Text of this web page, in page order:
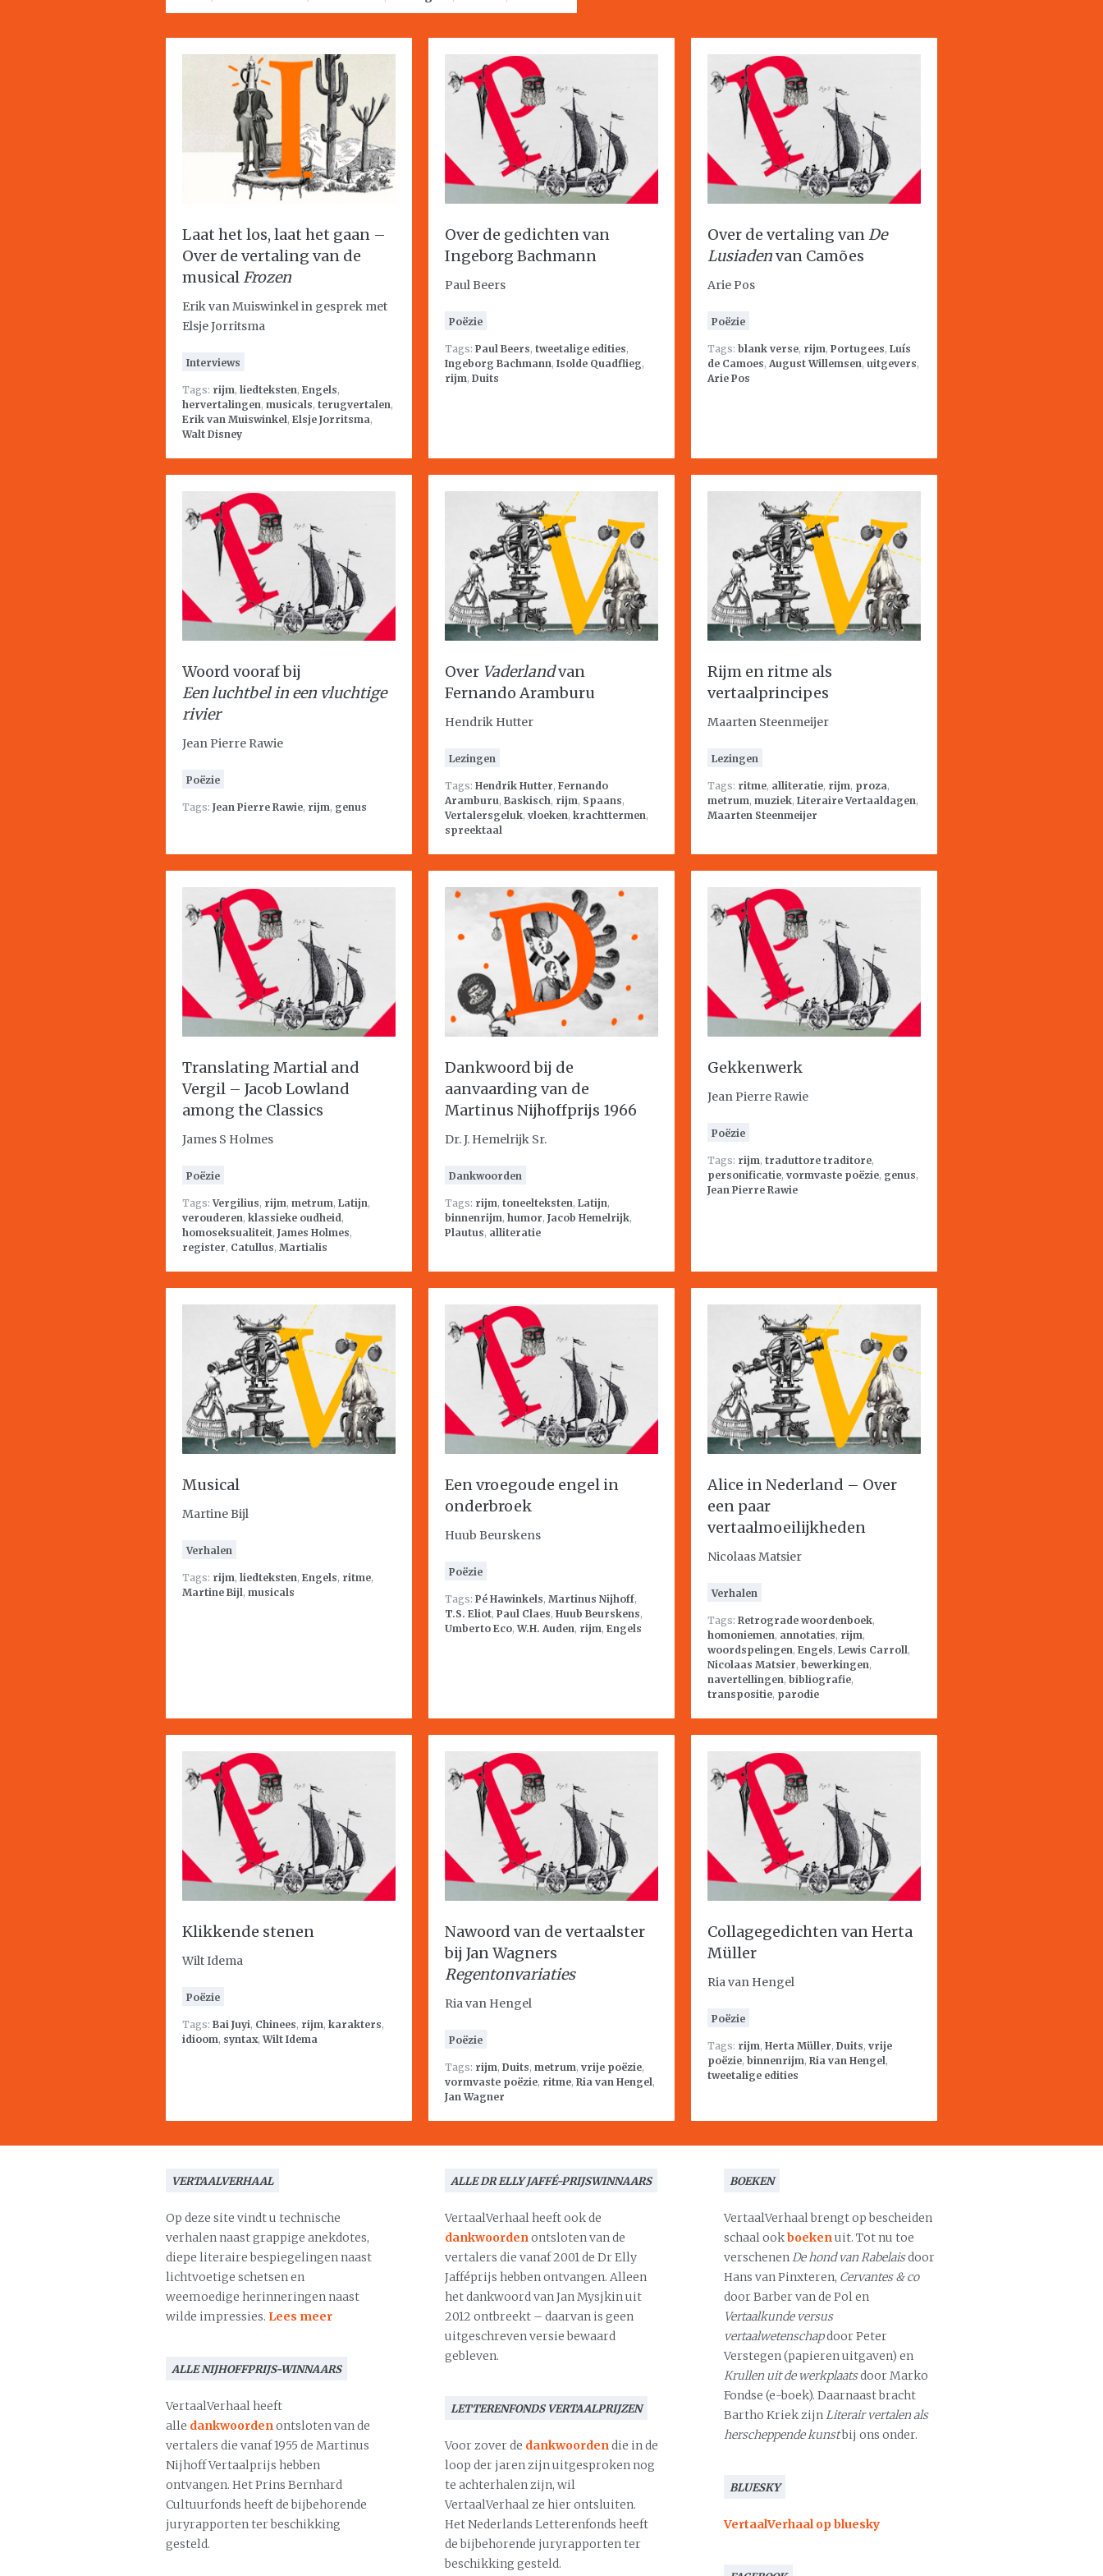
Laat het los, laat het gaan –
Over de vertaling van de
musical Frozen
Erik van Muiswinkel in gesprek met
Elsje Jorritsma
Interviews
Tags: rijm, liedteksten, Engels,
hervertalingen, musicals, terugvertalen,
Erik van Muiswinkel, Elsje Jorritsma,
Walt Disney
Over de gedichten van
Ingeborg Bachmann
Paul Beers
Poëzie
Tags: Paul Beers, tweetalige edities,
Ingeborg Bachmann, Isolde Quadflieg,
rijm, Duits
Over de vertaling vanDe
Lusiadenvan Camões
Arie Pos
Poëzie
Tags: blank verse, rijm, Portugees, Luís
de Camoes, August Willemsen, uitgevers,
Arie Pos
Woord vooraf bij
Een luchtbel in een vluchtige
rivier
Jean Pierre Rawie
Poëzie
Tags: Jean Pierre Rawie, rijm, genus
Over Vaderlandvan
Fernando Aramburu
Hendrik Hutter
Lezingen
Tags: Hendrik Hutter, Fernando
Aramburu, Baskisch, rijm, Spaans,
Vertalersgeluk, vloeken, krachttermen,
spreektaal
Rijm en ritme als
vertaalprincipes
Maarten Steenmeijer
Lezingen
Tags: ritme, alliteratie, rijm, proza,
metrum, muziek, Literaire Vertaaldagen,
Maarten Steenmeijer
Translating Martial and
Vergil – Jacob Lowland
among the Classics
James S Holmes
Poëzie
Tags:Vergilius, rijm, metrum, Latijn,
verouderen, klassieke oudheid,
homoseksualiteit, James Holmes,
register, Catullus, Martialis
Dankwoord bij de
aanvaarding van de
Martinus Nijhoffprijs 1966
Dr. J. Hemelrijk Sr.
Dankwoorden
Tags: rijm, toneelteksten, Latijn,
binnenrijm, humor, Jacob Hemelrijk,
Plautus, alliteratie
Gekkenwerk
Jean Pierre Rawie
Poëzie
Tags: rijm, traduttore traditore,
personificatie, vormvaste poëzie, genus,
Jean Pierre Rawie
Musical
Martine Bijl
Verhalen
Tags: rijm, liedteksten, Engels, ritme,
Martine Bijl, musicals
Een vroegoude engel in
onderbroek
Huub Beurskens
Poëzie
Tags: Pé Hawinkels, Martinus Nijhoff,
T.S. Eliot, Paul Claes, Huub Beurskens,
Umberto Eco,W.H. Auden, rijm, Engels
Alice in Nederland – Over
een paar
vertaalmoeilijkheden
Nicolaas Matsier
Verhalen
Tags: Retrograde woordenboek,
homoniemen, annotaties, rijm,
woordspelingen, Engels, Lewis Carroll,
Nicolaas Matsier, bewerkingen,
navertellingen, bibliografie,
transpositie, parodie
Klikkende stenen
Wilt Idema
Poëzie
Tags: Bai Juyi, Chinees, rijm, karakters,
idioom, syntax,Wilt Idema
Nawoord van de vertaalster
bij Jan Wagners
Regentonvariaties
Ria van Hengel
Poëzie
Tags: rijm, Duits, metrum, vrije poëzie,
vormvaste poëzie, ritme, Ria van Hengel,
Jan Wagner
Collagegedichten van Herta
Müller
Ria van Hengel
Poëzie
Tags: rijm, Herta Müller, Duits, vrije
poëzie, binnenrijm, Ria van Hengel,
tweetalige edities
VERTAALVERHAAL
Op deze site vindt u technische
verhalen naast grappige anekdotes,
diepe literaire bespiegelingen naast
lichtvoetige schetsen en
weemoedige herinneringen naast
wilde impressies. Lees meer
ALLE NIJHOFFPRIJS-WINNAARS
VertaalVerhaal heeft
alle dankwoordenontsloten van de
vertalers die vanaf 1955 de Martinus
Nijhoff Vertaalprijs hebben
ontvangen. Het Prins Bernhard
Cultuurfonds heeft de bijbehorende
juryrapporten ter beschikking
gesteld.
ALLE DR ELLY JAFFÉ-PRIJSWINNAARS
VertaalVerhaal heeft ook de
dankwoordenontsloten van de
vertalers die vanaf 2001 de Dr Elly
Jafféprijs hebben ontvangen. Alleen
het dankwoord van Jan Mysjkin uit
2012 ontbreekt – daarvan is geen
uitgeschreven versie bewaard
gebleven.
LETTERENFONDS VERTAALPRIJZEN
Voor zover de dankwoordendie in de
loop der jaren zijn uitgesproken nog
te achterhalen zijn, wil
VertaalVerhaal ze hier ontsluiten.
Het Nederlands Letterenfonds heeft
de bijbehorende juryrapporten ter
beschikking gesteld.
BOEKEN
VertaalVerhaal brengt op bescheiden
schaal ookboekenuit. Tot nu toe
verschenenDe hond van Rabelaisdoor
Hans van Pinxteren, Cervantes & co
door Barber van de Pol en
Vertaalkunde versus
vertaalwetenschapdoor Peter
Verstegen (papieren uitgaven) en
Krullen uit de werkplaatsdoor Marko
Fondse (e-boek). Daarnaast bracht
Bartho Kriek zijnLiterair vertalen als
herscheppende kunstbij ons onder.
BLUESKY
VertaalVerhaal op bluesky